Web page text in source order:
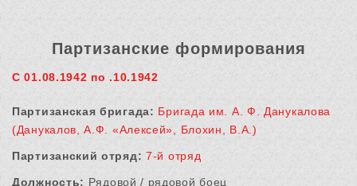
Партизанские формирования
С 01.08.1942 по .10.1942
Партизанская бригада: Бригада им. А. Ф. Данукалова
(Данукалов, А.Ф. «Алексей», Блохин, В.А.)
Партизанский отряд: 7-й отряд
Должность: Рядовой / рядовой боец